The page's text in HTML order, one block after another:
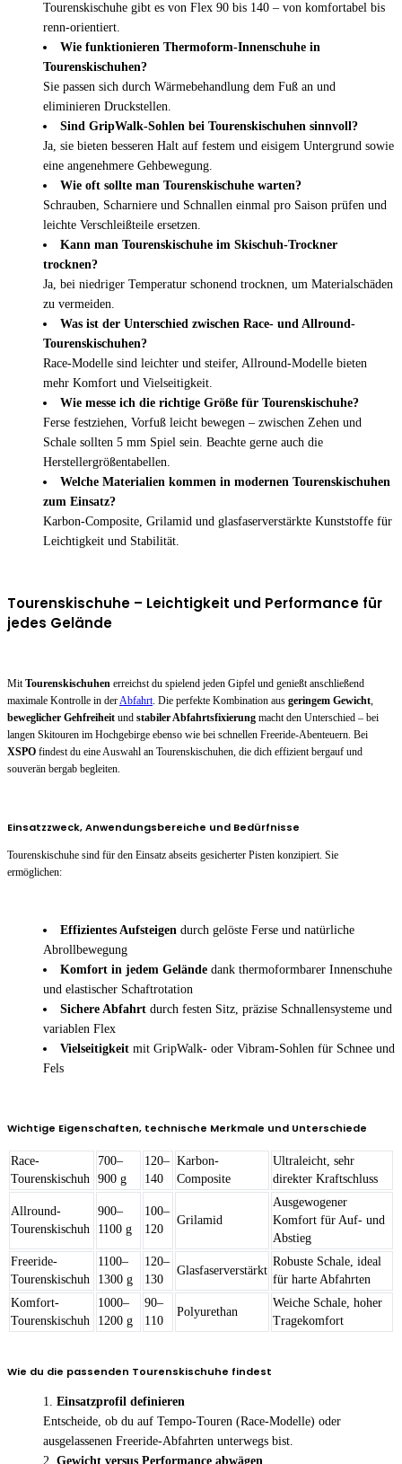
Tourenskischuhe gibt es von Flex 90 bis 140 – von komfortabel bis
renn-orientiert.
Wie funktionieren Thermoform-Innenschuhe in
Tourenskischuhen?
Sie passen sich durch Wärmebehandlung dem Fuß an und
eliminieren Druckstellen.
Sind GripWalk-Sohlen bei Tourenskischuhen sinnvoll?
Ja, sie bieten besseren Halt auf festem und eisigem Untergrund sowie
eine angenehmere Gehbewegung.
Wie oft sollte man Tourenskischuhe warten?
Schrauben, Scharniere und Schnallen einmal pro Saison prüfen und
leichte Verschleißteile ersetzen.
Kann man Tourenskischuhe im Skischuh-Trockner
trocknen?
Ja, bei niedriger Temperatur schonend trocknen, um Materialschäden
zu vermeiden.
Was ist der Unterschied zwischen Race- und Allround-
Tourenskischuhen?
Race-Modelle sind leichter und steifer, Allround-Modelle bieten
mehr Komfort und Vielseitigkeit.
Wie messe ich die richtige Größe für Tourenskischuhe?
Ferse festziehen, Vorfuß leicht bewegen – zwischen Zehen und
Schale sollten 5 mm Spiel sein. Beachte gerne auch die
Herstellergrößentabellen.
Welche Materialien kommen in modernen Tourenskischuhen
zum Einsatz?
Karbon-Composite, Grilamid und glasfaserverstärkte Kunststoffe für
Leichtigkeit und Stabilität.
Tourenskischuhe – Leichtigkeit und Performance für
jedes Gelände
MitTourenskischuhen erreichst du spielend jeden Gipfel und genießt anschließend
maximale Kontrolle in derAbfahrt. Die perfekte Kombination aus geringem Gewicht,
beweglicher Gehfreiheit und stabiler Abfahrtsfixierung macht den Unterschied – bei
langen Skitouren im Hochgebirge ebenso wie bei schnellen Freeride-Abenteuern. Bei
XSPO findest du eine Auswahl an Tourenskischuhen, die dich effizient bergauf und
souverän bergab begleiten.
Einsatzzweck, Anwendungsbereiche und Bedürfnisse
Tourenskischuhe sind für den Einsatz abseits gesicherter Pisten konzipiert. Sie
ermöglichen:
Effizientes Aufsteigen durch gelöste Ferse und natürliche
Abrollbewegung
Komfort in jedem Gelände dank thermoformbarer Innenschuhe
und elastischer Schaftrotation
Sichere Abfahrt durch festen Sitz, präzise Schnallensysteme und
variablen Flex
Vielseitigkeit mit GripWalk- oder Vibram-Sohlen für Schnee und
Fels
Wichtige Eigenschaften, technische Merkmale und Unterschiede
Race-
Tourenski­schuh
700–
900 g
120–
140
Karbon-
Composite
Ultraleicht, sehr
direkter Kraft­schluss
Allround-
Tourenski­schuh
900–
1100 g
100–
120
Grilamid
Ausgewogener
Komfort für Auf- und
Abstieg
Freeride-
Tourenski­schuh
1100–
1300 g
120–
130
Glasfaserverstärkt
Robuste Schale, ideal
für harte Abfahrten
Komfort-
Tourenski­schuh
1000–
1200 g
90–
110
Polyurethan
Weiche Schale, hoher
Tragekomfort
Wie du die passenden Tourenskischuhe findest
Einsatzprofil definieren
Entscheide, ob du auf Tempo-Touren (Race-Modelle) oder
ausgelassenen Freeride-Abfahrten unterwegs bist.
Gewicht versus Performance abwägen